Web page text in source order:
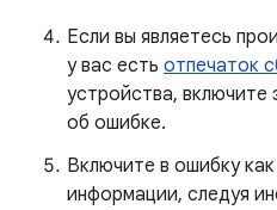
Если вы являетесь
у вас есть отпечаток
устройства,
об ошибке.
Включите в ошибку
информации, следуя